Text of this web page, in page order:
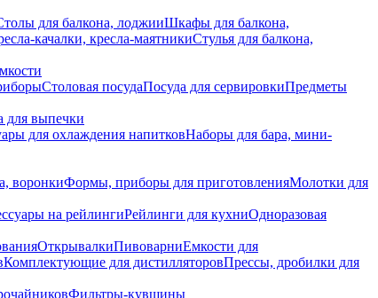
для балкона, лоджииШкафы для балкона,
качалки, кресла-маятникиСтулья для балкона,
Столовая посудаПосуда для сервировкиПредметы
для выпечки
для охлаждения напитковНаборы для бара, мини-
воронкиФормы, приборы для приготовленияМолотки для
на рейлингиРейлинги для кухниОдноразовая
ОткрывалкиПивоварниЕмкости для
Комплектующие для дистилляторовПрессы, дробилки для
Фильтры-кувшины